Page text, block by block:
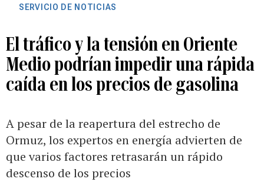
SERVICIO DE NOTICIAS
El tráfico y la tensión en Oriente
Medio podrían impedir una rápida
caída en los precios de gasolina
A pesar de la reapertura del estrecho de
Ormuz, los expertos en energía advierten de
que varios factores retrasarán un rápido
descenso de los precios